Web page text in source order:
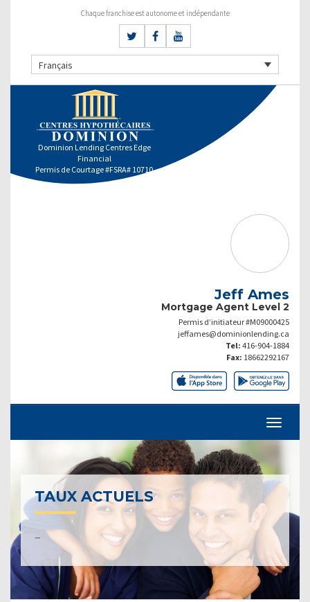
Chaque franchise est autonome et indépendante
Français
Dominion Lending Centres Edge
Financial
Permis de Courtage #FSRA# 10710
Jeff Ames
Mortgage Agent Level 2
Permis d’initiateur #M09000425
jeffames@dominionlending.ca
Tel: 416-904-1884
Fax: 18662292167
TAUX ACTUELS
–